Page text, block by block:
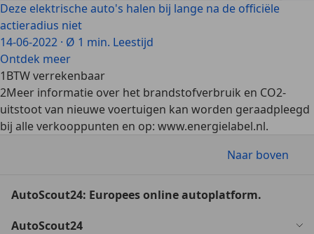
Deze elektrische auto's halen bij lange na de officiële
actieradius niet
14-06-2022 · Ø 1 min. Leestijd
Ontdek meer
1BTW verrekenbaar
2Meer informatie over het brandstofverbruik en CO2-
uitstoot van nieuwe voertuigen kan worden geraadpleegd
bij alle verkooppunten en op: www.energielabel.nl.
Naar boven
AutoScout24: Europees online autoplatform.
AutoScout24